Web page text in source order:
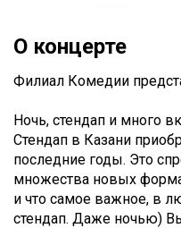
О концерте
Филиал Комедии
Ночь, стендап и много
Стендап в Казани
последние годы. Это
множества новых
и что самое важное, в
стендап. Даже ночью)